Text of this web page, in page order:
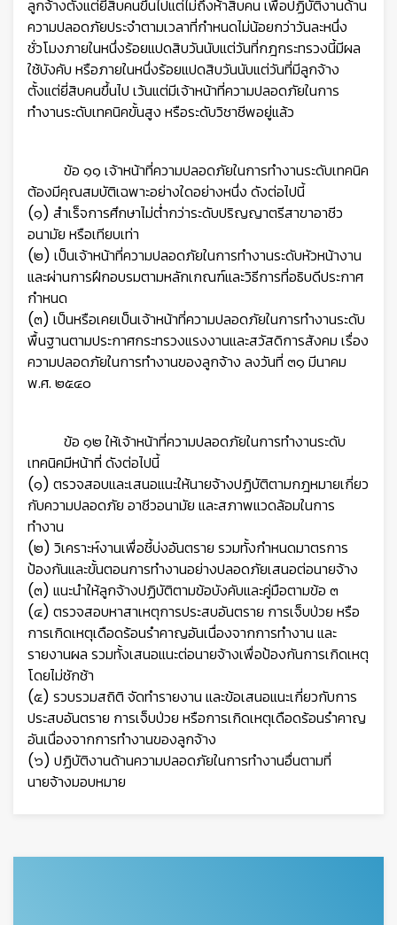
ลูกจ้างตั้งแต่ยี่สิบคนขึ้นไปแต่ไม่ถึงห้าสิบคน เพื่อปฏิบัติงานด้าน
ความปลอดภัยประจำตามเวลาที่กำหนดไม่น้อยกว่าวันละหนึ่ง
ชั่วโมงภายในหนึ่งร้อยแปดสิบวันนับแต่วันที่กฎกระทรวงนี้มีผล
ใช้บังคับ หรือภายในหนึ่งร้อยแปดสิบวันนับแต่วันที่มีลูกจ้าง
ตั้งแต่ยี่สิบคนขึ้นไป เว้นแต่มีเจ้าหน้าที่ความปลอดภัยในการ
ทำงานระดับเทคนิคขั้นสูง หรือระดับวิชาชีพอยู่แล้ว
ข้อ ๑๑ เจ้าหน้าที่ความปลอดภัยในการทำงานระดับเทคนิค
ต้องมีคุณสมบัติเฉพาะอย่างใดอย่างหนึ่ง ดังต่อไปนี้
(๑) สำเร็จการศึกษาไม่ต่ำกว่าระดับปริญญาตรีสาขาอาชีว
อนามัย หรือเทียบเท่า
(๒) เป็นเจ้าหน้าที่ความปลอดภัยในการทำงานระดับหัวหน้างาน
และผ่านการฝึกอบรมตามหลักเกณฑ์และวิธีการที่อธิบดีประกาศ
กำหนด
(๓) เป็นหรือเคยเป็นเจ้าหน้าที่ความปลอดภัยในการทำงานระดับ
พื้นฐานตามประกาศกระทรวงแรงงานและสวัสดิการสังคม เรื่อง
ความปลอดภัยในการทำงานของลูกจ้าง ลงวันที่ ๓๑ มีนาคม
พ.ศ. ๒๕๔๐
ข้อ ๑๒ ให้เจ้าหน้าที่ความปลอดภัยในการทำงานระดับ
เทคนิคมีหน้าที่ ดังต่อไปนี้
(๑) ตรวจสอบและเสนอแนะให้นายจ้างปฏิบัติตามกฎหมายเกี่ยว
กับความปลอดภัย อาชีวอนามัย และสภาพแวดล้อมในการ
ทำงาน
(๒) วิเคราะห์งานเพื่อชี้บ่งอันตราย รวมทั้งกำหนดมาตรการ
ป้องกันและขั้นตอนการทำงานอย่างปลอดภัยเสนอต่อนายจ้าง
(๓) แนะนำให้ลูกจ้างปฏิบัติตามข้อบังคับและคู่มือตามข้อ ๓
(๔) ตรวจสอบหาสาเหตุการประสบอันตราย การเจ็บป่วย หรือ
การเกิดเหตุเดือดร้อนรำคาญอันเนื่องจากการทำงาน และ
รายงานผล รวมทั้งเสนอแนะต่อนายจ้างเพื่อป้องกันการเกิดเหตุ
โดยไม่ชักช้า
(๕) รวบรวมสถิติ จัดทำรายงาน และข้อเสนอแนะเกี่ยวกับการ
ประสบอันตราย การเจ็บป่วย หรือการเกิดเหตุเดือดร้อนรำคาญ
อันเนื่องจากการทำงานของลูกจ้าง
(๖) ปฏิบัติงานด้านความปลอดภัยในการทำงานอื่นตามที่
นายจ้างมอบหมาย